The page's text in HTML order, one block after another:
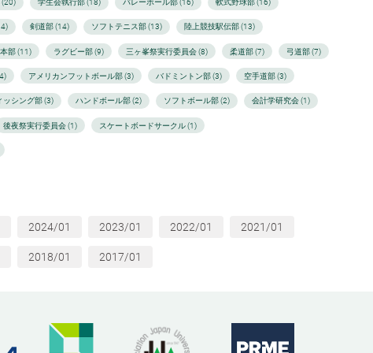
(20) 学生会執行部 (18) バレーボール部 (16) 軟式野球部 (16)
剣道部 (14) ソフトテニス部 (13) 陸上競技駅伝部 (13)
部 (11) ラグビー部 (9) 三ヶ峯祭実行委員会 (8) 柔道部 (7) 弓道部 (7)
アメリカンフットボール部 (3) バドミントン部 (3) 空手道部 (3)
ッシング部 (3) ハンドボール部 (2) ソフトボール部 (2) 会計学研究会 (1)
後夜祭実行委員会 (1) スケートボードサークル (1)
2024/01 2023/01 2022/01 2021/01
2018/01 2017/01